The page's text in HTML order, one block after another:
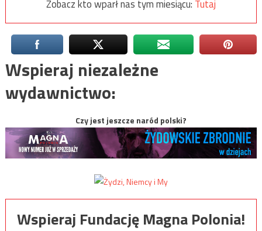
Zobacz kto wparł nas tym miesiącu: Tutaj
Wspieraj niezależne
wydawnictwo:
Czy jest jeszcze naród polski?
Wspieraj Fundację Magna Polonia!